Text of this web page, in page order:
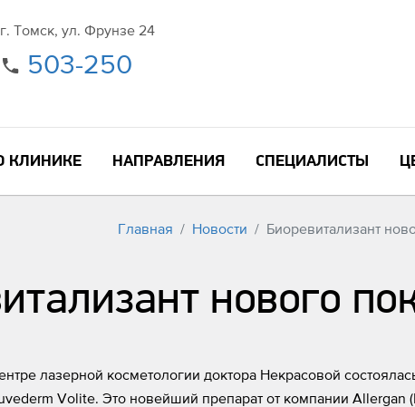
г. Томск, ул. Фрунзе 24
503-250
КЛИНИКЕ НАПРАВЛЕНИЯ СПЕЦИАЛИСТЫ
Главная Новости Биоревитализант
нового
лазерной косметологии доктора Некрасовой
Volite. Это новейший препарат от компании